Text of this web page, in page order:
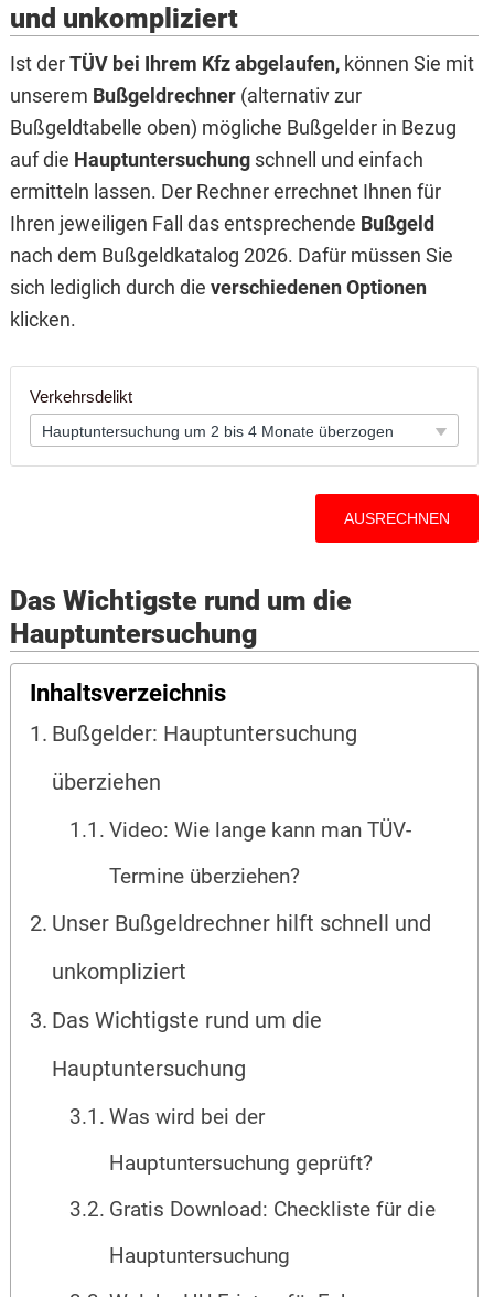
und unkompliziert
Ist derTÜV bei Ihrem Kfz abgelaufen,können Sie mit
unserem Bußgeldrechner(alternativ zur
Bußgeldtabelle oben) mögliche Bußgelder in Bezug
auf die Hauptuntersuchungschnell und einfach
ermitteln lassen. Der Rechner errechnet Ihnen für
Ihren jeweiligen Fall das entsprechende Bußgeld
nach dem Bußgeldkatalog 2026. Dafür müssen Sie
sich lediglich durch die verschiedenen Optionen
klicken.
Das Wichtigste rund um die
Hauptuntersuchung
Inhaltsverzeichnis
Bußgelder: Hauptuntersuchung
überziehen
Video: Wie lange kann man TÜV-
Termine überziehen?
Unser Bußgeldrechner hilft schnell und
unkompliziert
Das Wichtigste rund um die
Hauptuntersuchung
Was wird bei der
Hauptuntersuchung geprüft?
Gratis Download: Checkliste für die
Hauptuntersuchung